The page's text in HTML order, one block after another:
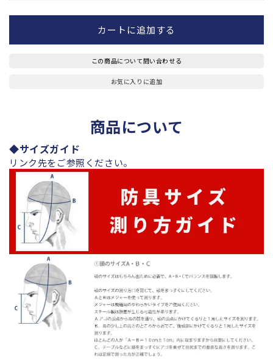
カートに追加する
この商品について問い合わせる
お気に入りに追加
商品について
◆サイズガイド
リンク先をご参照ください。